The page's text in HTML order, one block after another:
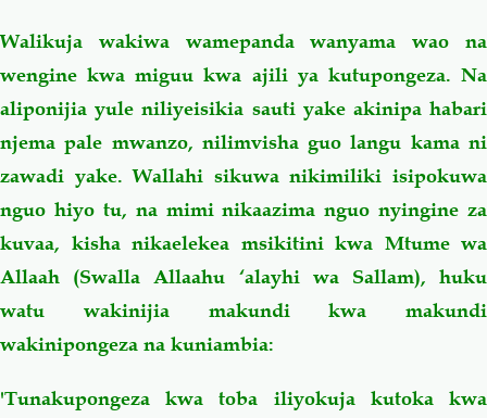
Walikuja wakiwa wamepanda wanyama wao na
wengine kwa miguu kwa ajili ya kutupongeza. Na
aliponijia yule niliyeisikia sauti yake akinipa habari
njema pale mwanzo, nilimvisha guo langu kama ni
zawadi yake. Wallahi sikuwa nikimiliki isipokuwa
nguo hiyo tu, na mimi nikaazima nguo nyingine za
kuvaa, kisha nikaelekea msikitini kwa Mtume wa
Allaah (Swalla Allaahu ‘alayhi wa Sallam), huku
watu wakinijia makundi kwa makundi
wakinipongeza na kuniambia:
'Tunakupongeza kwa toba iliyokuja kutoka kwa